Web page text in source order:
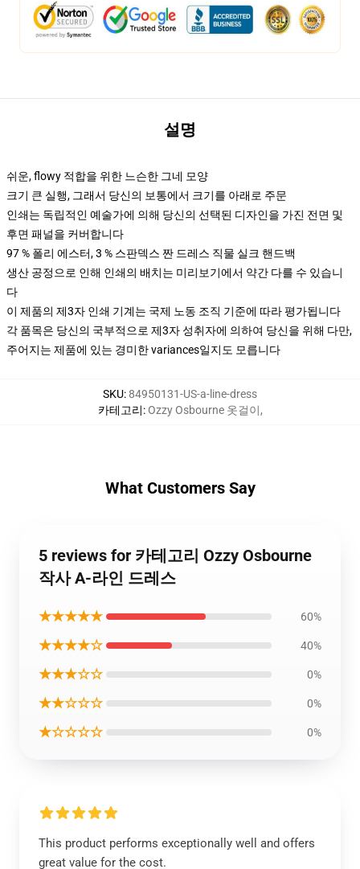
설명
쉬운, flowy 적합을 위한 느슨한 그네 모양
크기 큰 실행, 그래서 당신의 보통에서 크기를 아래로 주문
인쇄는 독립적인 예술가에 의해 당신의 선택된 디자인을 가진 전면 및
후면 패널을 커버합니다
97 % 폴리 에스터, 3 % 스판덱스 짠 드레스 직물 실크 핸드백
생산 공정으로 인해 인쇄의 배치는 미리보기에서 약간 다를 수 있습니
다
이 제품의 제3자 인쇄 기계는 국제 노동 조직 기준에 따라 평가됩니다
각 품목은 당신의 국부적으로 제3자 성취자에 의하여 당신을 위해 다만,
주어지는 제품에 있는 경미한 variances일지도 모릅니다
SKU:84950131-US-a-line-dress
카테고리:Ozzy Osbourne 옷걸이,
What Customers Say
5 reviews for 카테고리 Ozzy Osbourne
작사 A-라인 드레스
★★★★★ 60%
★★★★☆ 40%
★★★☆☆ 0%
★★☆☆☆ 0%
★☆☆☆☆ 0%
This product performs exceptionally well and offers
great value for the cost.